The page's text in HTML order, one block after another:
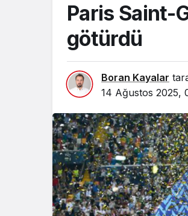
Paris Saint-
götürdü
Boran Kayalar
14 Ağustos 2025,